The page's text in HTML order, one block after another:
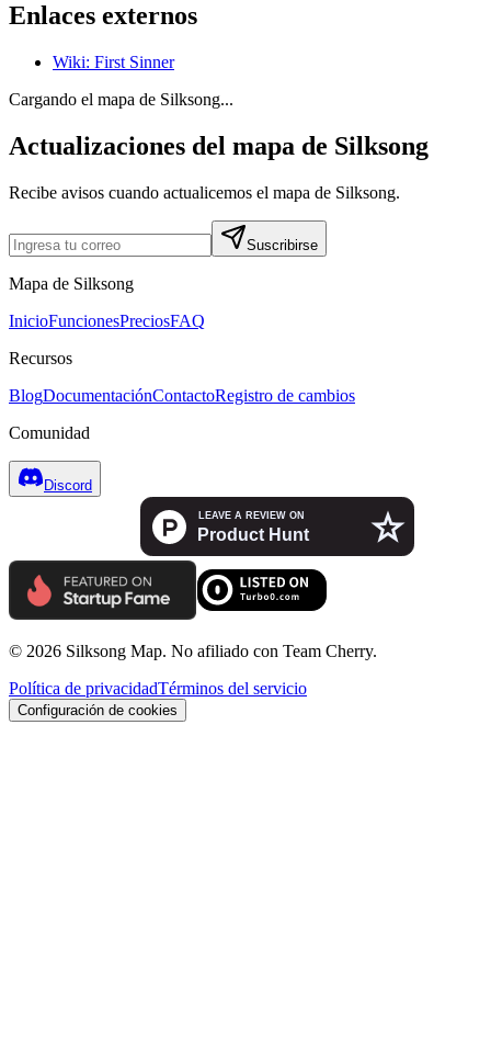
Enlaces externos
Wiki: First Sinner
Cargando el mapa de Silksong...
Actualizaciones del mapa de Silksong
Recibe avisos cuando actualicemos el mapa de Silksong.
Suscribirse
Mapa de Silksong
InicioFuncionesPreciosFAQ
Recursos
BlogDocumentaciónContactoRegistro de cambios
Comunidad
Discord
© 2026 Silksong Map. No afiliado con Team Cherry.
Política de privacidadTérminos del servicio
Configuración de cookies